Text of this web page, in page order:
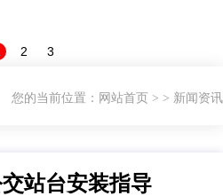
2 3
您的当前位置： 网站首页 > > 新闻资讯
站台安装指导